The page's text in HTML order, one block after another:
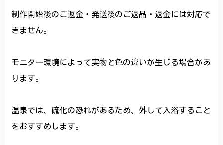
制作開始後のご返金・発送後のご返品・返金には対応で
きません。
モニター環境によって実物と色の違いが生じる場合があ
ります。
温泉では、硫化の恐れがあるため、外して入浴すること
をおすすめします。